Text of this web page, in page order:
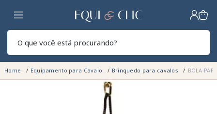
Lar
Home Equipamento para Cavalo Brinquedo para cavalos BOLA